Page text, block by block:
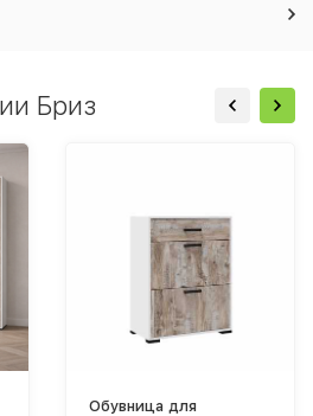
Бриз
Обувница для